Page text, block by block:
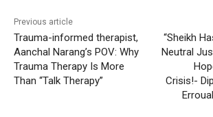
Previous article
Trauma-informed therapist,
Aanchal Narang’s POV: Why
Trauma Therapy Is More
Than “Talk Therapy”
“Sheikh
Neutral
Crisis!-